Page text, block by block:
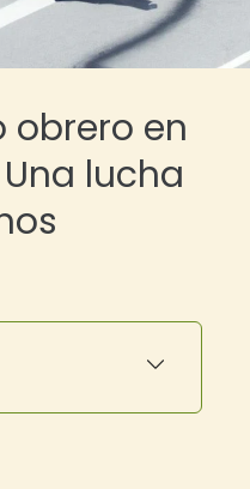
obrero en
lucha